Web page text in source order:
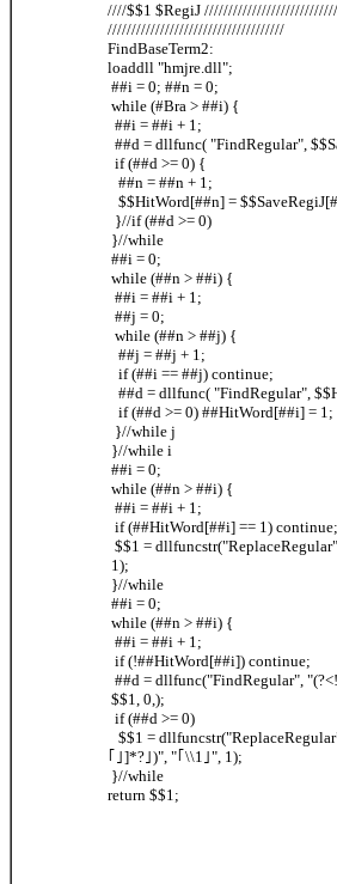
////$$1 $RegiJ
/////////////////////////////////////
FindBaseTerm2:
loaddll "hmjre.dll";
##i = 0; ##n = 0;
while (#Bra > ##i) {
##i = ##i + 1;
##d = dllfunc( "FindRegular",
if (##d >= 0) {
##n = ##n + 1;
$$HitWord[##n] =
}//if (##d >= 0)
}//while
##i = 0;
while (##n > ##i) {
##i = ##i + 1;
##j = 0;
while (##n > ##j) {
##j = ##j + 1;
if (##i == ##j) continue;
##d = dllfunc( "FindRegular",
if (##d >= 0) ##HitWord[##i] = 1;
}//while j
}//while i
##i = 0;
while (##n > ##i) {
##i = ##i + 1;
if (##HitWord[##i] == 1) continue;
$$1 =
1);
}//while
##i = 0;
while (##n > ##i) {
##i = ##i + 1;
if (!##HitWord[##i]) continue;
##d = dllfunc("FindRegular",
$$1, 0,);
if (##d >= 0)
$$1 =
｢｣]*?｣)", "｢\\1｣", 1);
}//while
return $$1;